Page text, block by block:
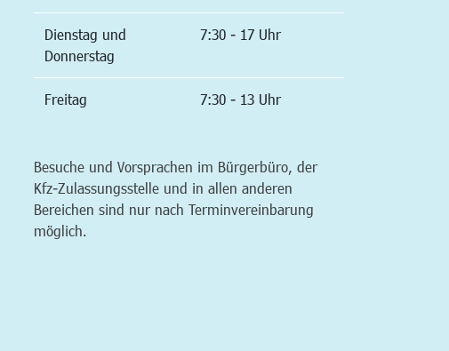
Dienstag und
Donnerstag
7:30 - 17 Uhr
Freitag 7:30 - 13 Uhr
Besuche und Vorsprachen im Bürgerbüro, der
Kfz-Zulassungsstelle und in allen anderen
Bereichen sind nur nach Terminvereinbarung
möglich.